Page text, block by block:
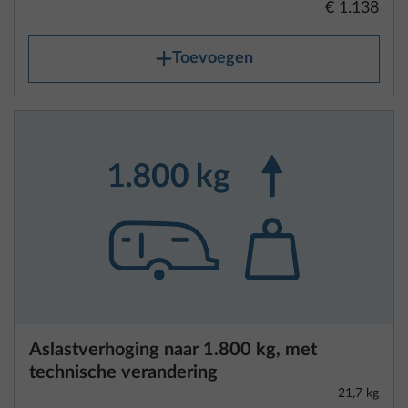
Aslastverhoging naar 1.800 kg, met
technische verandering
Toevoegen
Opmerkingen inzake voertuiggewicht
en gegevens inzake gewicht
maximummassa die tijdens de rit niet overschreden
mag worden. Wettelijke informatie omtrent het
voertuiggewicht staat in de Uitvoeringsverordening